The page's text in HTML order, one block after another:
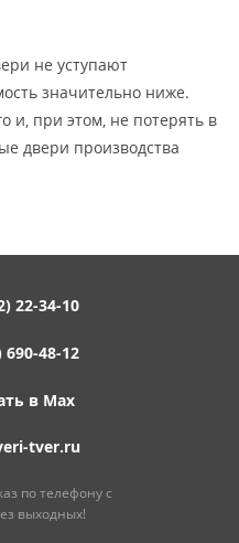
не уступают
значительно ниже.
и, при этом, не потерять в
двери производства
22-34-10
690-48-12
в Max
tver.ru
по телефону с
выходных!